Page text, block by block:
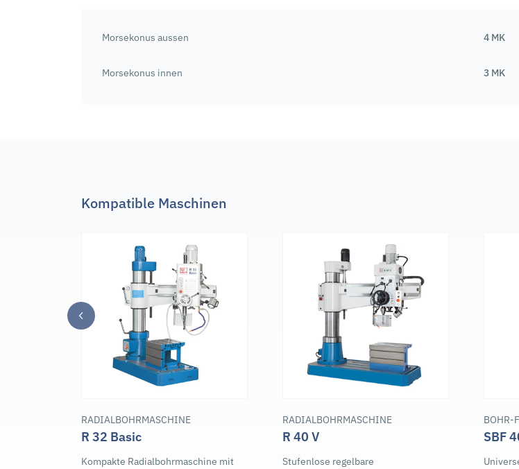
Morsekonus aussen 4 MK
Morsekonus innen 3 MK
Kompatible Maschinen
RADIALBOHRMASCHINE
R 32 Basic
Kompakte Radialbohrmaschine mit
RADIALBOHRMASCHINE
R 40 V
Stufenlose regelbare
BOHR-
SBF